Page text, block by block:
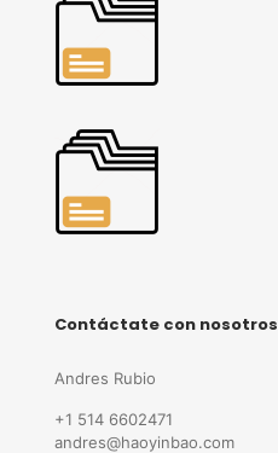
Contáctate con nosotros
Andres Rubio
+1 514 6602471
andres@haoyinbao.com